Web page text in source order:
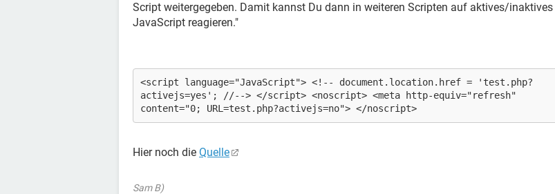
Script weitergegeben. Damit kannst Du dann in weiteren Scripten auf aktives/inaktives
JavaScript reagieren."
<script language="JavaScript"> <!-- document.location.href = 'test.php?
activejs=yes'; //--> </script> <noscript> <meta http-equiv="refresh"
content="0; URL=test.php?activejs=no"> </noscript>
Hier noch die Quelle
Sam B)